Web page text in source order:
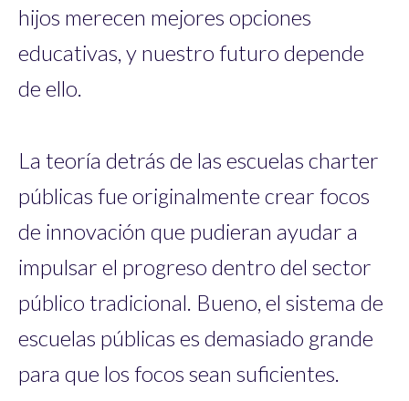
hijos merecen mejores opciones
educativas, y nuestro futuro depende
de ello.
La teoría detrás de las escuelas charter
públicas fue originalmente crear focos
de innovación que pudieran ayudar a
impulsar el progreso dentro del sector
público tradicional. Bueno, el sistema de
escuelas públicas es demasiado grande
para que los focos sean suficientes.